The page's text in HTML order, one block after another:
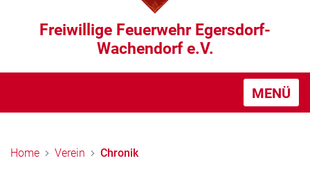
Freiwillige Feuerwehr Egersdorf-
Wachendorf e.V.
MENÜ
Home Verein Chronik